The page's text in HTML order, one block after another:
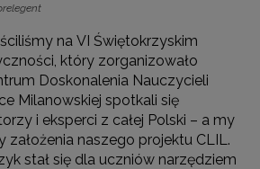
na VI Świętokrzyskim
który zorganizowało
Doskonalenia Nauczycieli
Milanowskiej spotkali się
i eksperci z całej Polski – a my
naszego projektu CLIL.
stał się dla uczniów narzędziem